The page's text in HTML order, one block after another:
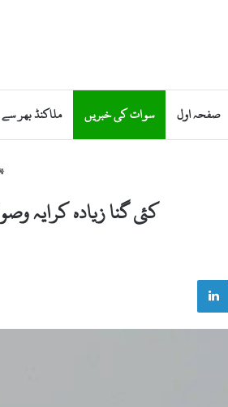
صفحہ اول سوات کی خبریں ملاکنڈ بھر سے
کئی گنا زیادہ کرایہ
LinkedIn